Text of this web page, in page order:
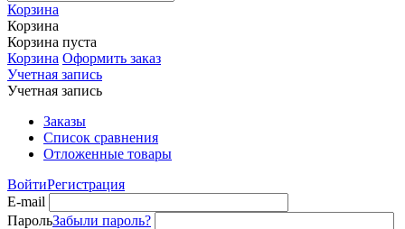
Корзина
Корзина
Корзина пуста
Корзина Оформить заказ
Учетная запись
Учетная запись
Заказы
Список сравнения
Отложенные товары
ВойтиРегистрация
E-mail
ПарольЗабыли пароль?